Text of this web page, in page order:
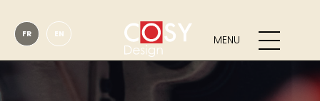
FR EN MENU